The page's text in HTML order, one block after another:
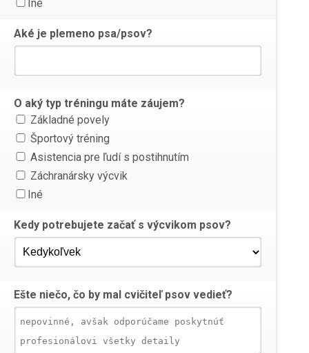
Iné
Aké je plemeno psa/psov?
O aký typ tréningu máte záujem?
Základné povely
Športový tréning
Asistencia pre ľudí s postihnutím
Záchranársky výcvik
Iné
Kedy potrebujete začať s výcvikom psov?
Ešte niečo, čo by mal cvičiteľ psov vedieť?